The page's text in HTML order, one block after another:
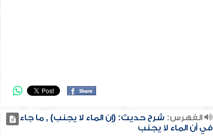
الفهرس: شرح حديث: (إن الماء لا يجنب) , ما جاء
في أن الماء لا يجنب